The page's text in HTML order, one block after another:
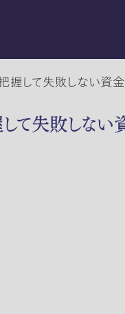
握して失敗しない資
て失敗しな